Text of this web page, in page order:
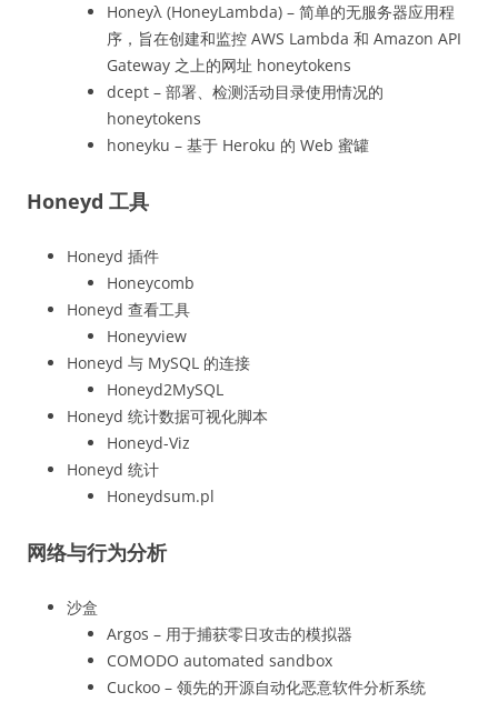
Honeyλ (HoneyLambda) – 简单的无服务器应用程
序，旨在创建和监控 AWS Lambda 和 Amazon API
Gateway 之上的网址 honeytokens
dcept – 部署、检测活动目录使用情况的
honeytokens
honeyku – 基于 Heroku 的 Web 蜜罐
Honeyd 工具
Honeyd 插件
Honeycomb
Honeyd 查看工具
Honeyview
Honeyd 与 MySQL 的连接
Honeyd2MySQL
Honeyd 统计数据可视化脚本
Honeyd-Viz
Honeyd 统计
Honeydsum.pl
网络与行为分析
沙盒
Argos – 用于捕获零日攻击的模拟器
COMODO automated sandbox
Cuckoo – 领先的开源自动化恶意软件分析系统